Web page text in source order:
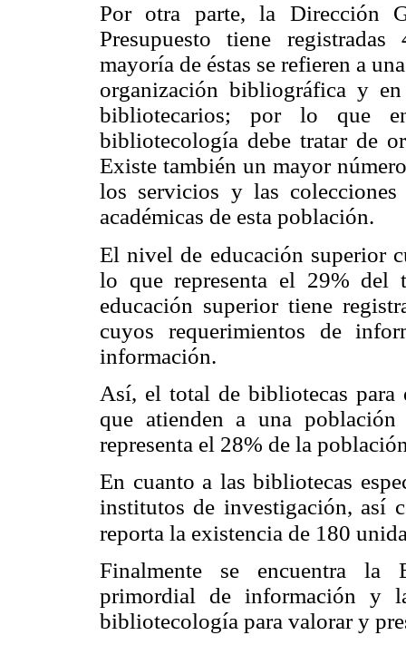
Por otra parte, la Dirección
Presupuesto tiene
mayoría de éstas se refieren a
organización bibliográfica y
bibliotecarios; por lo que
bibliotecología debe tratar de
Existe también un mayor
los servicios y las colecciones
académicas de esta población.
El nivel de educación superior
lo que representa el 29% del
educación superior tiene
cuyos requerimientos de
información.
Así, el total de bibliotecas para
que atienden a una
representa el 28% de la
En cuanto a las bibliotecas
institutos de investigación, así
reporta la existencia de 180
Finalmente se encuentra la
primordial de información y
bibliotecología para valorar y